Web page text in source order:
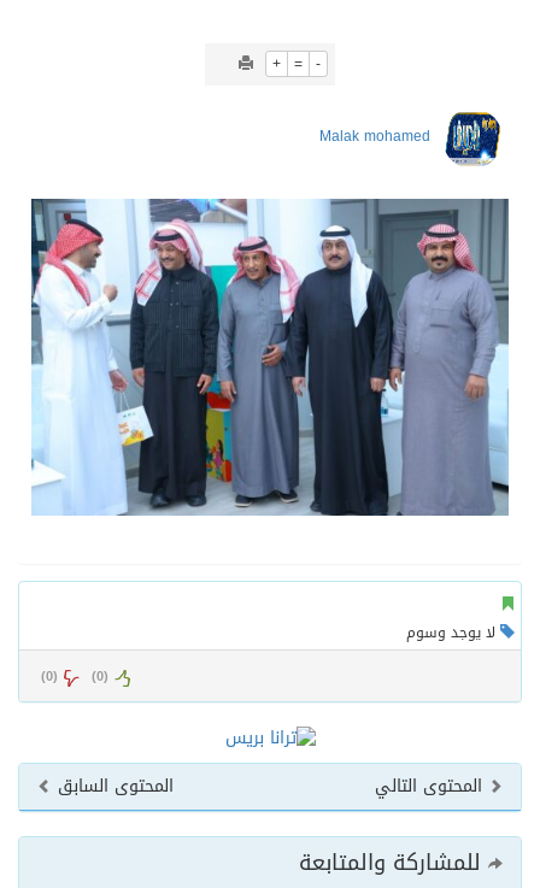
+ = -
Malak mohamed
لا يوجد وسوم
(
0
) (
0
)
المحتوى السابق المحتوى التالي
للمشاركة والمتابعة